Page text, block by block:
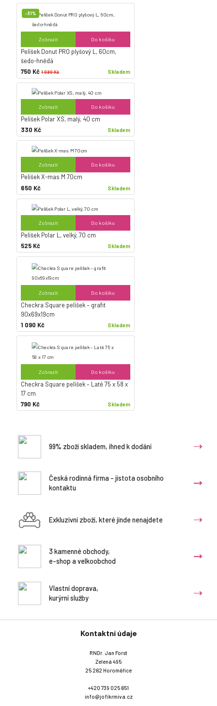
-31%
Zobrazit Do košíku
Pelíšek Donut PRO plyšový L, 60cm,
šedo-hnědá
750 Kč 1 090 Kč Skladem
Zobrazit Do košíku
Pelíšek Polar XS, malý, 40 cm
330 Kč
Skladem
Zobrazit Do košíku
Pelíšek X-mas M 70cm
650 Kč
Skladem
Zobrazit Do košíku
Pelíšek Polar L, velký, 70 cm
525 Kč
Skladem
Zobrazit Do košíku
Checkra Square pelíšek – grafit
90x69x19cm
1 090 Kč
Skladem
Zobrazit Do košíku
Checkra Square pelíšek – Laté 75 x 58 x
17 cm
790 Kč
Skladem
99% zboží skladem, ihned k dodání
Česká rodinná firma - jistota osobního
kontaktu
Exkluzivní zboží, které jinde nenajdete
3 kamenné obchody,
e-shop a velkoobchod
Vlastní doprava,
kurýrní služby
Kontaktní údaje
RNDr. Jan Forst
Zelená 495
25 262 Horoměřice
+420 739 025 651
info@jofikrmiva.cz